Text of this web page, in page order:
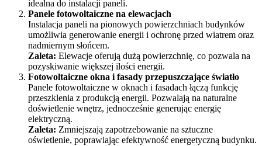
idealna do instalacji paneli.
Panele fotowoltaiczne na elewacjach
Instalacja paneli na pionowych powierzchniach budynków
umożliwia generowanie energii i ochronę przed wiatrem oraz
nadmiernym słońcem.
Zaleta: Elewacje oferują dużą powierzchnię, co pozwala na
pozyskiwanie większej ilości energii.
Fotowoltaiczne okna i fasady przepuszczające światło
Panele fotowoltaiczne w oknach i fasadach łączą funkcję
przeszklenia z produkcją energii. Pozwalają na naturalne
doświetlenie wnętrz, jednocześnie generując energię
elektryczną.
Zaleta: Zmniejszają zapotrzebowanie na sztuczne
oświetlenie, poprawiając efektywność energetyczną budynku.